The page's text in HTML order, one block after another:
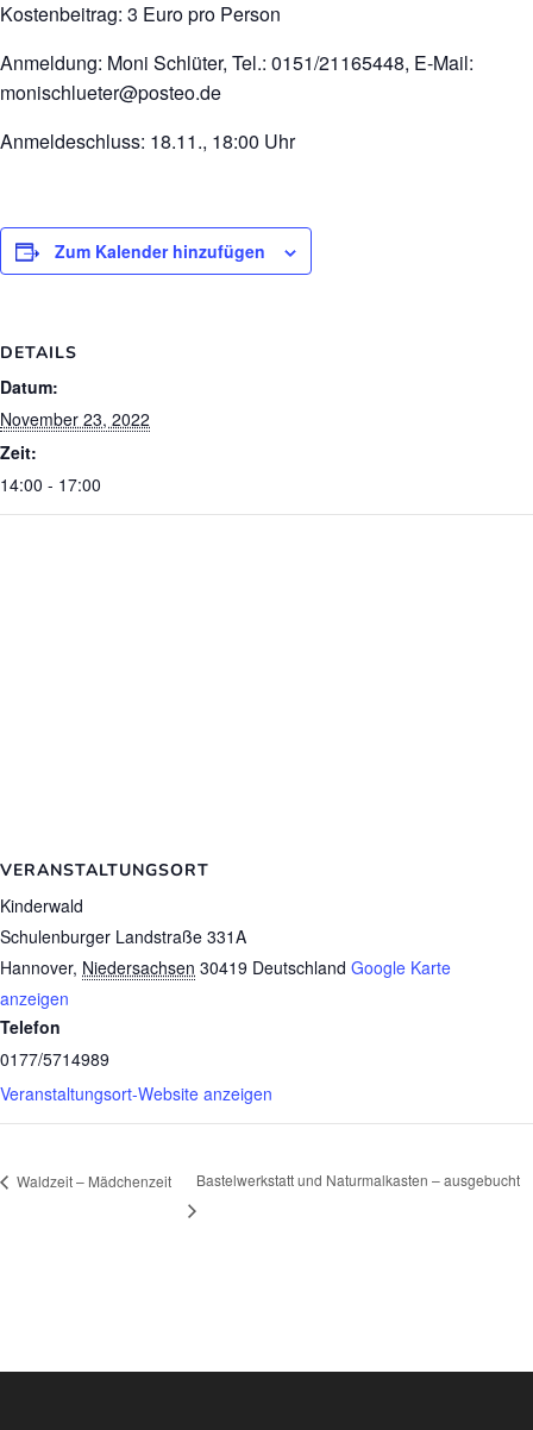
Kostenbeitrag: 3 Euro pro Person
Anmeldung: Moni Schlüter, Tel.: 0151/21165448, E-Mail:
monischlueter@posteo.de
Anmeldeschluss: 18.11., 18:00 Uhr
Zum Kalender hinzufügen
DETAILS
Datum:
November 23, 2022
Zeit:
14:00 - 17:00
VERANSTALTUNGSORT
Kinderwald
Schulenburger Landstraße 331A
Hannover, Niedersachsen 30419 Deutschland Google Karte
anzeigen
Telefon
0177/5714989
Veranstaltungsort-Website anzeigen
Waldzeit – Mädchenzeit Bastelwerkstatt und Naturmalkasten – ausgebucht